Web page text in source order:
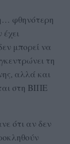
φθηνότερη
μπορεί να
τη
αλλά και
στη ΒΙΠΕ
ότι αν δεν